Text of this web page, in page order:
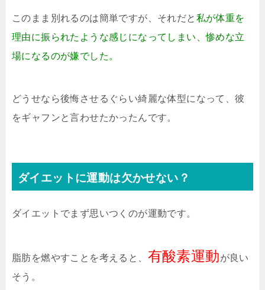
このまま別れるのは簡単ですが、それだと 私が体重を
理由に振られたような感じになってしまい、惨めな立
場になるのが嫌でした。
どうせなら後悔させるぐらい綺麗な体型になって、彼
をギャフンと言わせたかったんです。
ダイエットに運動は欠かせない？
ダイエットでまず思いつくのが運動です。
脂肪を燃やすことを考えると、 有酸素運動が良い
そう。